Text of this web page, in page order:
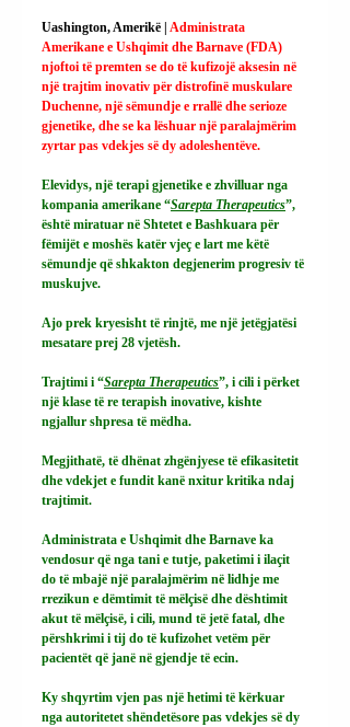
Uashington, Amerikë | Administrata
Amerikane e Ushqimit dhe Barnave (FDA)
njoftoi të premten se do të kufizojë aksesin në
një trajtim inovativ për distrofinë muskulare
Duchenne, një sëmundje e rrallë dhe serioze
gjenetike, dhe se ka lëshuar një paralajmërim
zyrtar pas vdekjes së dy adoleshentëve.
Elevidys, një terapi gjenetike e zhvilluar nga
kompania amerikane “Sarepta Therapeutics”,
është miratuar në Shtetet e Bashkuara për
fëmijët e moshës katër vjeç e lart me këtë
sëmundje që shkakton degjenerim progresiv të
muskujve.
Ajo prek kryesisht të rinjtë, me një jetëgjatësi
mesatare prej 28 vjetësh.
Trajtimi i “Sarepta Therapeutics”, i cili i përket
një klase të re terapish inovative, kishte
ngjallur shpresa të mëdha.
Megjithatë, të dhënat zhgënjyese të efikasitetit
dhe vdekjet e fundit kanë nxitur kritika ndaj
trajtimit.
Administrata e Ushqimit dhe Barnave ka
vendosur që nga tani e tutje, paketimi i ilaçit
do të mbajë një paralajmërim në lidhje me
rrezikun e dëmtimit të mëlçisë dhe dështimit
akut të mëlçisë, i cili, mund të jetë fatal, dhe
përshkrimi i tij do të kufizohet vetëm për
pacientët që janë në gjendje të ecin.
Ky shqyrtim vjen pas një hetimi të kërkuar
nga autoritetet shëndetësore pas vdekjes së dy